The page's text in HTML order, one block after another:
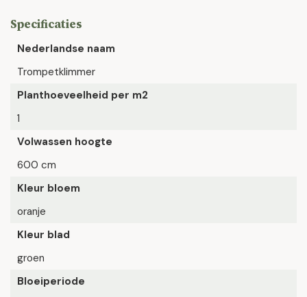
Specificaties
Nederlandse naam
Trompetklimmer
Planthoeveelheid per m2
1
Volwassen hoogte
600 cm
Kleur bloem
oranje
Kleur blad
groen
Bloeiperiode